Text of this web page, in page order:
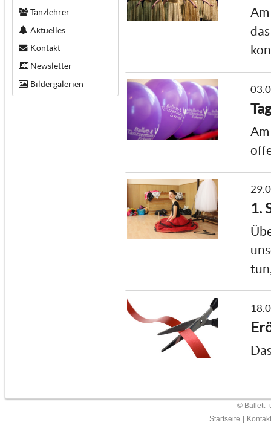
Tanzlehrer
Aktuelles
Kontakt
Newsletter
Bildergalerien
1.
© Ballett-
Startseite
Kontakt